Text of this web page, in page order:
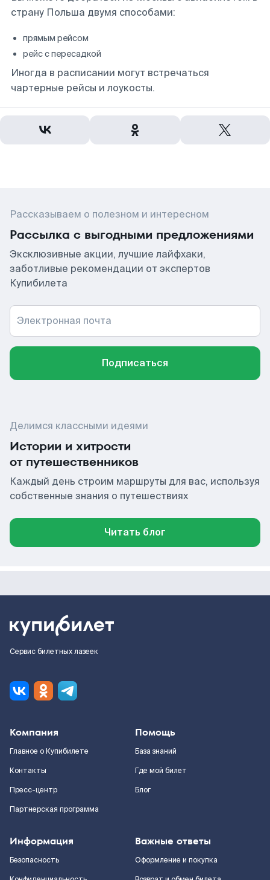
страну Польша двумя способами:
прямым рейсом
рейс с пересадкой
Иногда в расписании могут встречаться
чартерные рейсы и лоукосты.
Рассказываем о полезном и интересном
Рассылка с выгодными предложениями
Эксклюзивные акции, лучшие лайфхаки,
заботливые рекомендации от экспертов
Купибилета
Электронная почта
Подписаться
Делимся классными идеями
Истории и хитрости
от путешественников
Каждый день строим маршруты для вас, используя
собственные знания о путешествиях
Читать блог
Сервис билетных лазеек
Компания
Главное о Купибилете
Контакты
Пресс-центр
Партнерская программа
Помощь
База знаний
Где мой билет
Блог
Информация
Безопасность
Важные ответы
Оформление и покупка